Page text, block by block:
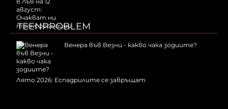
TEENPROBLEM
Венера във Везни - какво чака зодиите?
Лято 2026: Еспадрилите се завръщат